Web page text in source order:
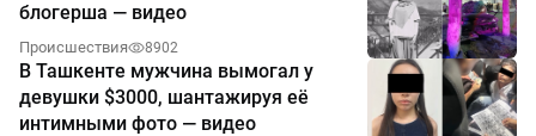
блогерша — видео
Происшествия 8902
В Ташкенте мужчина вымогал у
девушки $3000, шантажируя её
интимными фото — видео